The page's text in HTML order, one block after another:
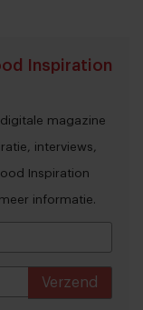
Inspiration
magazine
interviews,
Inspiration
informatie.
Verzend